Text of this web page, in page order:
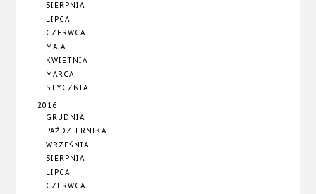
SIERPNIA
LIPCA
CZERWCA
MAJA
KWIETNIA
MARCA
STYCZNIA
2016
GRUDNIA
PAŹDZIERNIKA
WRZEŚNIA
SIERPNIA
LIPCA
CZERWCA